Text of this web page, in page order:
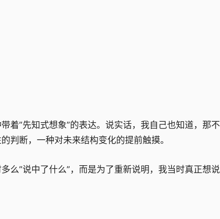
着”先知式想象”的表达。说实话，我自己也知道，那
判断，一种对未来结构变化的提前触摸。
么”说中了什么”，而是为了重新说明，我当时真正想